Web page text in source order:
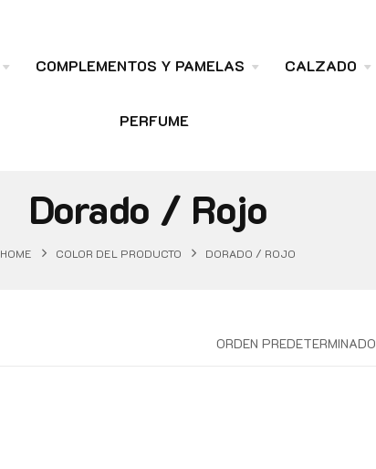
COMPLEMENTOS Y PAMELAS CALZADO
PERFUME
Dorado / Rojo
HOME COLOR DEL PRODUCTO DORADO / ROJO
ORDEN PREDETERMINADO